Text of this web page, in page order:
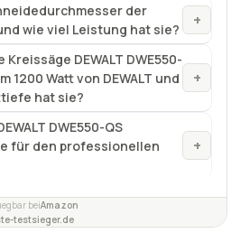
der
wie viel Leistung hat sie?
+
DWE550-
DEWALT und
hat sie?
+
DWE550-QS
für den professionellen
+
beiAmazon
testsieger.de